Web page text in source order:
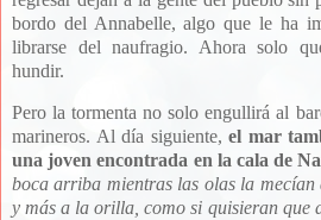
bordo del Annabelle, algo que le ha
librarse del naufragio. Ahora solo
hundir.
Pero la tormenta no solo engullirá al
marineros. Al día siguiente, el mar
una joven encontrada en la cala de
boca arriba mientras las olas la mecían
y más a la orilla, como si quisieran que